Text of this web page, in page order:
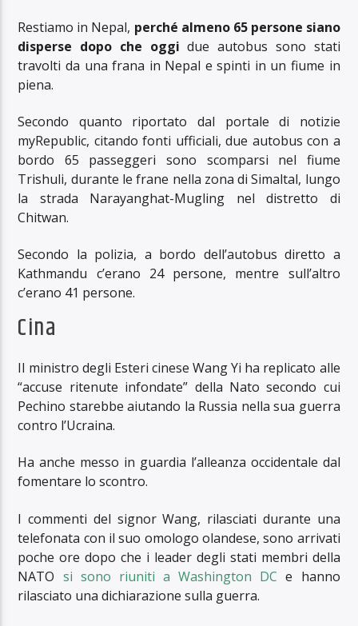
Restiamo in Nepal, perché almeno 65 persone siano
disperse dopo che oggidue autobus sono stati
travolti da una frana in Nepal e spinti in un fiume in
piena.
Secondo quanto riportato dal portale di notizie
myRepublic, citando fonti ufficiali, due autobus con a
bordo 65 passeggeri sono scomparsi nel fiume
Trishuli, durante le frane nella zona di Simaltal, lungo
la strada Narayanghat-Mugling nel distretto di
Chitwan.
Secondo la polizia, a bordo dell’autobus diretto a
Kathmandu c’erano 24 persone, mentre sull’altro
c’erano 41 persone.
Cina
Il ministro degli Esteri cinese Wang Yi ha replicato alle
“accuse ritenute infondate” della Nato secondo cui
Pechino starebbe aiutando la Russia nella sua guerra
contro l’Ucraina.
Ha anche messo in guardia l’alleanza occidentale dal
fomentare lo scontro.
I commenti del signor Wang, rilasciati durante una
telefonata con il suo omologo olandese, sono arrivati
​​poche ore dopo che i leader degli stati membri della
NATO si sono riuniti a Washington DC e hanno
rilasciato una dichiarazione sulla guerra.